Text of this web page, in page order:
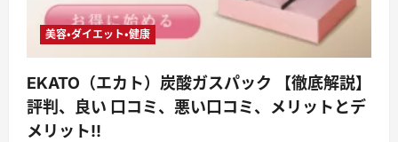
た
め
の
メ
ン
ズ
コ
ス
メ
美容・ダイエット・健康
EKATO（エカト）炭酸ガスパック 【徹底解説】
評判、良い 口コミ、悪い口コミ、メリットとデ
メリット!!